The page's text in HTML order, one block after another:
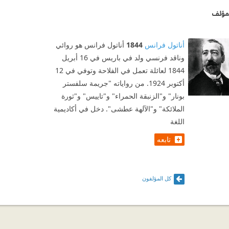
أناتول فرانس 1844 أناتول فرانس هو روائي
وناقد فرنسي ولد في باريس في 16 أبريل
1844 لعائلة تعمل في الفلاحة وتوفي في 12
أكتوبر 1924. من رواياته "جريمة سلفستر
بونار" و"الزنبقة الحمراء" و"تاييس" و"ثورة
الملائكة" و"الآلهة عطشى". دخل في أكاديمية
اللغة
تابعه
كل المؤلفون